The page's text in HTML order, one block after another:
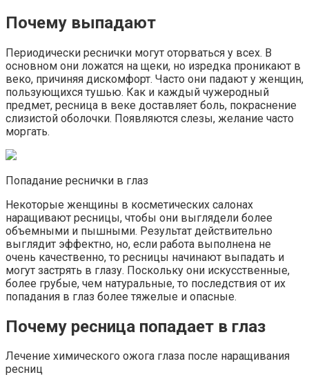
Почему выпадают
Периодически реснички могут оторваться у всех. В
основном они ложатся на щеки, но изредка проникают в
веко, причиняя дискомфорт. Часто они падают у женщин,
пользующихся тушью. Как и каждый чужеродный
предмет, ресница в веке доставляет боль, покраснение
слизистой оболочки. Появляются слезы, желание часто
моргать.
Попадание реснички в глаз
Некоторые женщины в косметических салонах
наращивают ресницы, чтобы они выглядели более
объемными и пышными. Результат действительно
выглядит эффектно, но, если работа выполнена не
очень качественно, то ресницы начинают выпадать и
могут застрять в глазу. Поскольку они искусственные,
более грубые, чем натуральные, то последствия от их
попадания в глаз более тяжелые и опасные.
Почему ресница попадает в глаз
Лечение химического ожога глаза после наращивания
ресниц